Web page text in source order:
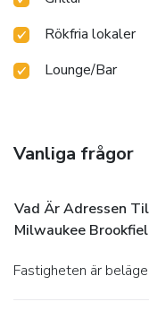
Rökfria lokaler
Lounge/Bar
Vanliga frågor
Vad Är Adressen
Milwaukee
Fastigheten är